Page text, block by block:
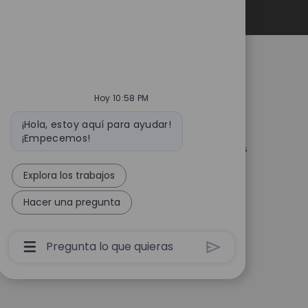
de selección
para los
empleo en EE. UU.
de
de
para todos los
empleo
Volver a Catalent.com
Política de privacidad
privacidad de datos personales
Términos
Declaración de esclavitud
moderna
Hoy 10:58 PM
Mensaje
bot
¡Hola, estoy aquí para ayudar!
¡Empecemos!
Explora los trabajos
Hacer una pregunta
Cuadro
De